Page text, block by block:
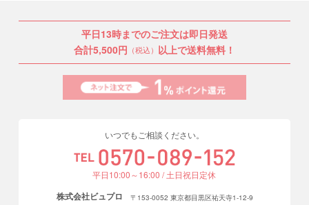
平日13時までのご注文は即日発送
合計5,500円 （税込） 以上で送料無料！
いつでもご相談ください。
平日10:00～16:00 / 土日祝日定休
株式会社ビュプロ
〒153-0052 東京都目黒区祐天寺1-12-9